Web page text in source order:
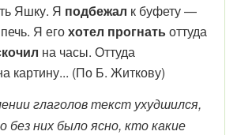
Яшку. Я подбежал к буфету —
Я егохотел прогнатьоттуда
на часы. Оттуда
картину... (По Б. Житкову)
глаголов текст ухудшился,
без них было ясно, кто какие